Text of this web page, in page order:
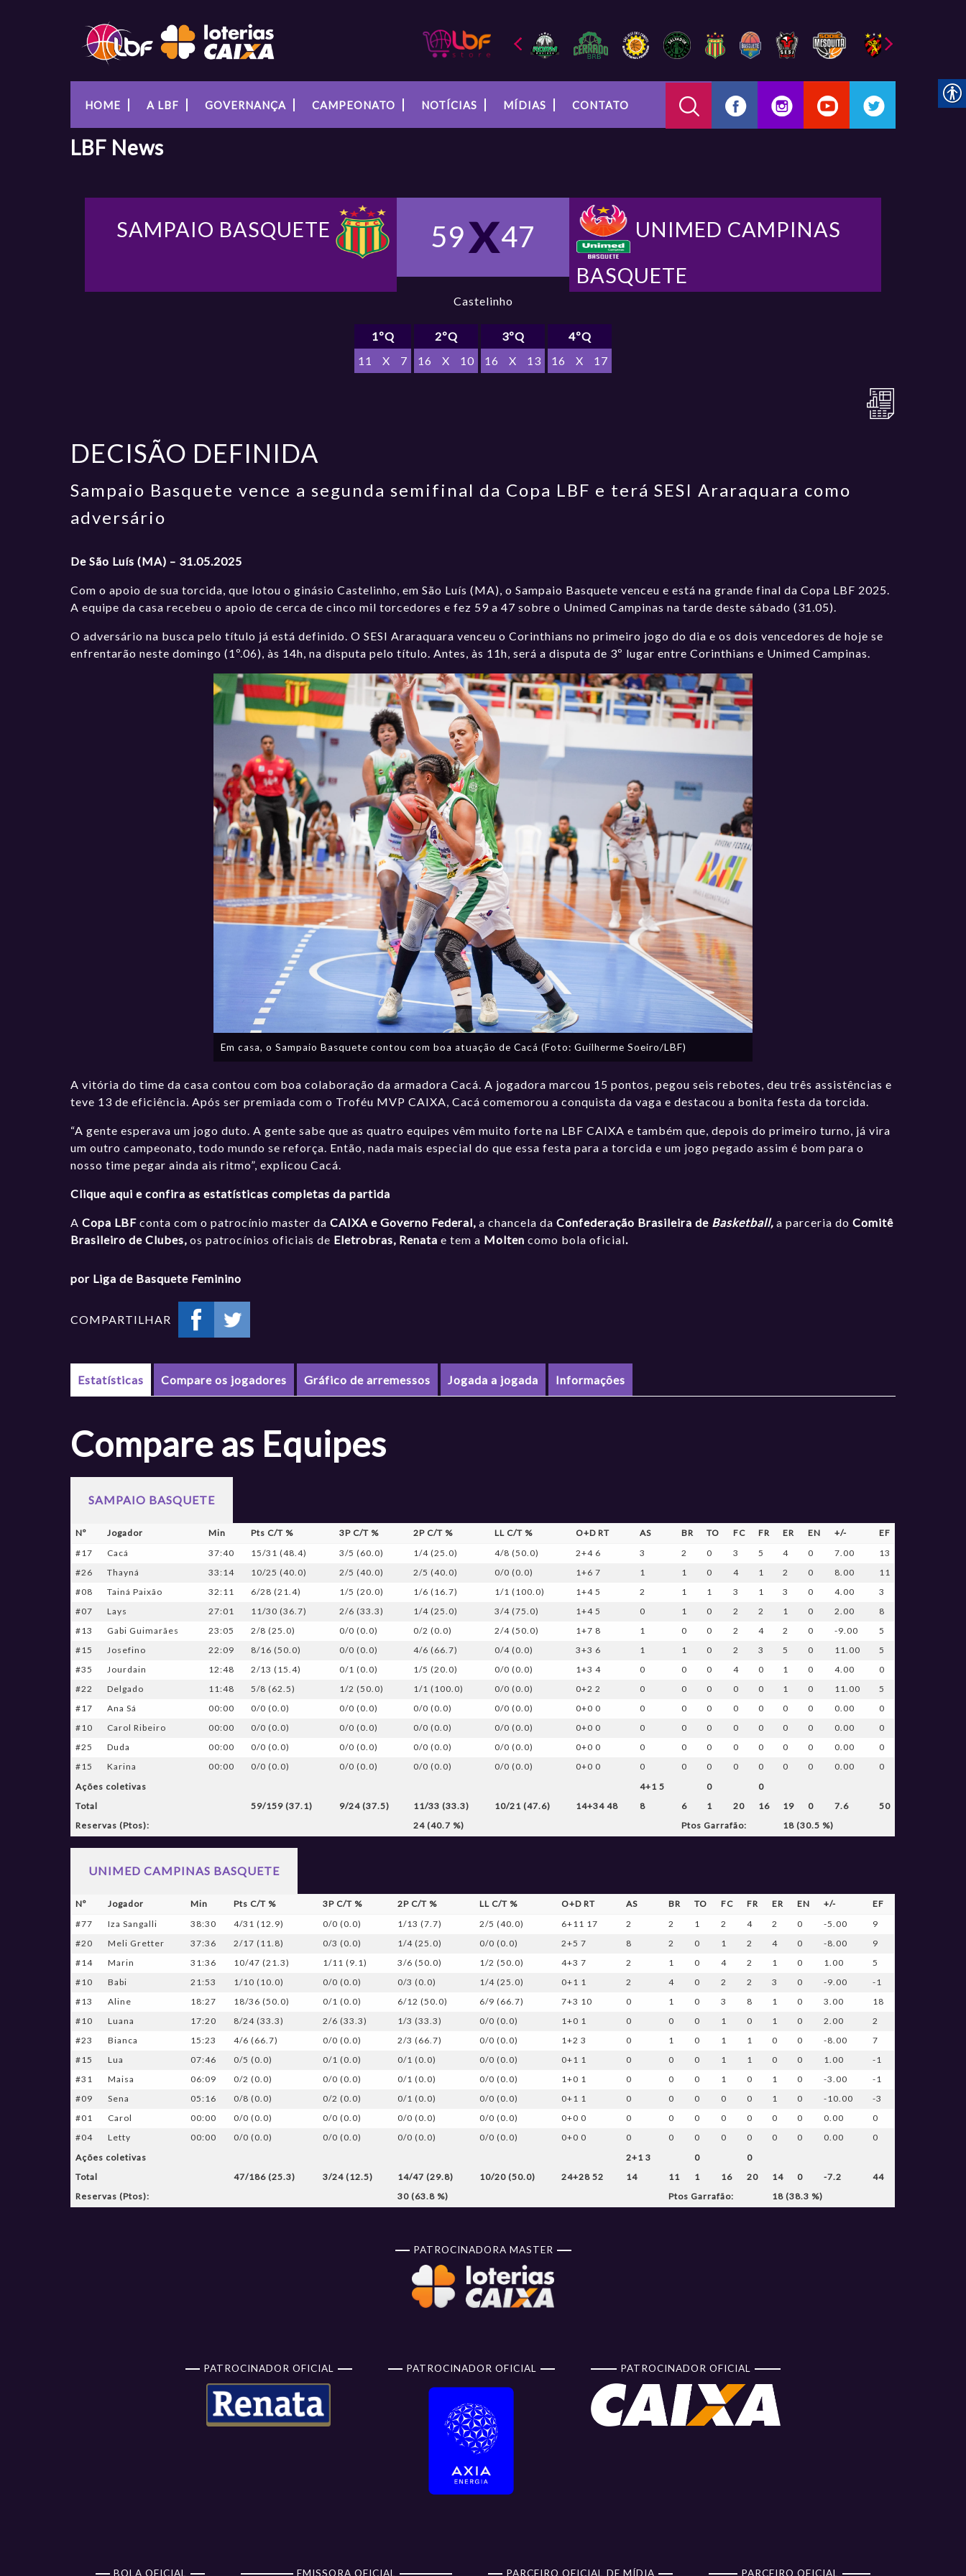
HOME A LBF GOVERNANÇA CAMPEONATO NOTÍCIAS MÍDIAS CONTATO
LBF News
SAMPAIO BASQUETE 59 47
UNIMED CAMPINAS
BASQUETE
Castelinho
1ºQ
11
X 7
2ºQ
16
X 10
3ºQ
16
X 13
4ºQ
16
X 17
DECISÃO DEFINIDA
Sampaio Basquete vence a segunda semifinal da Copa LBF e terá SESI Araraquara como
adversário
De São Luís (MA) – 31.05.2025
Com o apoio de sua torcida, que lotou o ginásio Castelinho, em São Luís (MA), o Sampaio Basquete venceu e está na grande final da Copa LBF 2025.
A equipe da casa recebeu o apoio de cerca de cinco mil torcedores e fez 59 a 47 sobre o Unimed Campinas na tarde deste sábado (31.05).
O adversário na busca pelo título já está definido. O SESI Araraquara venceu o Corinthians no primeiro jogo do dia e os dois vencedores de hoje se
enfrentarão neste domingo (1º.06), às 14h, na disputa pelo título. Antes, às 11h, será a disputa de 3º lugar entre Corinthians e Unimed Campinas.
Em casa, o Sampaio Basquete contou com boa atuação de Cacá (Foto: Guilherme Soeiro/LBF)
A vitória do time da casa contou com boa colaboração da armadora Cacá. A jogadora marcou 15 pontos, pegou seis rebotes, deu três assistências e
teve 13 de eficiência. Após ser premiada com o Troféu MVP CAIXA, Cacá comemorou a conquista da vaga e destacou a bonita festa da torcida.
“A gente esperava um jogo duto. A gente sabe que as quatro equipes vêm muito forte na LBF CAIXA e também que, depois do primeiro turno, já vira
um outro campeonato, todo mundo se reforça. Então, nada mais especial do que essa festa para a torcida e um jogo pegado assim é bom para o
nosso time pegar ainda ais ritmo”, explicou Cacá.
Clique aqui e confira as estatísticas completas da partida
ACopa LBFconta com o patrocínio master daCAIXA e Governo Federal,a chancela daConfederação Brasileira de Basketball, a parceria doComitê
Brasileiro de Clubes,os patrocínios oficiais de Eletrobras, Renatae tem a Moltencomo bola oficial.
por Liga de Basquete Feminino
COMPARTILHAR
Estatísticas Compare os jogadores Gráfico de arremessos Jogada a jogada Informações
Compare as Equipes
SAMPAIO BASQUETE
Nº Jogador Min Pts C/T % 3P C/T % 2P C/T % LL C/T % O+D RT AS BR TO FC FR ER EN +/-
EF
#17
Cacá 37:40 15/31 (48.4) 3/5 (60.0) 1/4 (25.0) 4/8 (50.0) 2+4 6 3 2 0 3 5 4 0 7.00
13
#26
Thayná 33:14 10/25 (40.0) 2/5 (40.0) 2/5 (40.0) 0/0 (0.0) 1+6 7 1 1 0 4 1 2 0 8.00
11
#08
Tainá Paixão 32:11 6/28 (21.4) 1/5 (20.0) 1/6 (16.7) 1/1 (100.0) 1+4 5 2 1 1 3 1 3 0 4.00
3
#07
Lays 27:01 11/30 (36.7) 2/6 (33.3) 1/4 (25.0) 3/4 (75.0) 1+4 5 0 1 0 2 2 1 0 2.00
8
#13
Gabi Guimarães 23:05 2/8 (25.0) 0/0 (0.0) 0/2 (0.0) 2/4 (50.0) 1+7 8 1 0 0 2 4 2 0 -9.00
5
#15
Josefino 22:09 8/16 (50.0) 0/0 (0.0) 4/6 (66.7) 0/4 (0.0) 3+3 6 1 1 0 2 3 5 0 11.00
5
#35
Jourdain 12:48 2/13 (15.4) 0/1 (0.0) 1/5 (20.0) 0/0 (0.0) 1+3 4 0 0 0 4 0 1 0 4.00
0
#22
Delgado 11:48 5/8 (62.5) 1/2 (50.0) 1/1 (100.0) 0/0 (0.0) 0+2 2 0 0 0 0 0 1 0 11.00
5
#17
Ana Sá 00:00 0/0 (0.0) 0/0 (0.0) 0/0 (0.0) 0/0 (0.0) 0+0 0 0 0 0 0 0 0 0 0.00
0
#10
Carol Ribeiro 00:00 0/0 (0.0) 0/0 (0.0) 0/0 (0.0) 0/0 (0.0) 0+0 0 0 0 0 0 0 0 0 0.00
0
#25
Duda 00:00 0/0 (0.0) 0/0 (0.0) 0/0 (0.0) 0/0 (0.0) 0+0 0 0 0 0 0 0 0 0 0.00
0
#15
Karina 00:00 0/0 (0.0) 0/0 (0.0) 0/0 (0.0) 0/0 (0.0) 0+0 0 0 0 0 0 0 0 0 0.00
0
Ações coletivas
4+1 5 0
0
Total
59/159 (37.1) 9/24 (37.5) 11/33 (33.3) 10/21 (47.6) 14+34 48 8 6 1 20 16 19 0 7.6
50
Reservas (Ptos):
24 (40.7 %) Ptos Garrafão: 18 (30.5 %)
UNIMED CAMPINAS BASQUETE
Nº Jogador Min Pts C/T % 3P C/T % 2P C/T % LL C/T % O+D RT AS BR TO FC FR ER EN +/-
EF
#77
Iza Sangalli 38:30 4/31 (12.9) 0/0 (0.0) 1/13 (7.7) 2/5 (40.0) 6+11 17 2 2 1 2 4 2 0 -5.00
9
#20
Meli Gretter 37:36 2/17 (11.8) 0/3 (0.0) 1/4 (25.0) 0/0 (0.0) 2+5 7 8 2 0 1 2 4 0 -8.00
9
#14
Marin 31:36 10/47 (21.3) 1/11 (9.1) 3/6 (50.0) 1/2 (50.0) 4+3 7 2 1 0 4 2 1 0 1.00
5
#10
Babi 21:53 1/10 (10.0) 0/0 (0.0) 0/3 (0.0) 1/4 (25.0) 0+1 1 2 4 0 2 2 3 0 -9.00
-1
#13
Aline 18:27 18/36 (50.0) 0/1 (0.0) 6/12 (50.0) 6/9 (66.7) 7+3 10 0 1 0 3 8 1 0 3.00
18
#10
Luana 17:20 8/24 (33.3) 2/6 (33.3) 1/3 (33.3) 0/0 (0.0) 1+0 1 0 0 0 1 0 1 0 2.00
2
#23
Bianca 15:23 4/6 (66.7) 0/0 (0.0) 2/3 (66.7) 0/0 (0.0) 1+2 3 0 1 0 1 1 0 0 -8.00
7
#15
Lua 07:46 0/5 (0.0) 0/1 (0.0) 0/1 (0.0) 0/0 (0.0) 0+1 1 0 0 0 1 1 0 0 1.00
-1
#31
Maisa 06:09 0/2 (0.0) 0/0 (0.0) 0/1 (0.0) 0/0 (0.0) 1+0 1 0 0 0 1 0 1 0 -3.00
-1
#09
Sena 05:16 0/8 (0.0) 0/2 (0.0) 0/1 (0.0) 0/0 (0.0) 0+1 1 0 0 0 0 0 1 0 -10.00
-3
#01
Carol 00:00 0/0 (0.0) 0/0 (0.0) 0/0 (0.0) 0/0 (0.0) 0+0 0 0 0 0 0 0 0 0 0.00
0
#04
Letty 00:00 0/0 (0.0) 0/0 (0.0) 0/0 (0.0) 0/0 (0.0) 0+0 0 0 0 0 0 0 0 0 0.00
0
Ações coletivas
2+1 3 0
0
Total
47/186 (25.3) 3/24 (12.5) 14/47 (29.8) 10/20 (50.0) 24+28 52 14 11 1 16 20 14 0 -7.2
44
Reservas (Ptos):
30 (63.8 %) Ptos Garrafão: 18 (38.3 %)
PATROCINADORA MASTER
PATROCINADOR OFICIAL PATROCINADOR OFICIAL PATROCINADOR OFICIAL
BOLA OFICIAL EMISSORA OFICIAL PARCEIRO OFICIAL DE MÍDIA PARCEIRO OFICIAL